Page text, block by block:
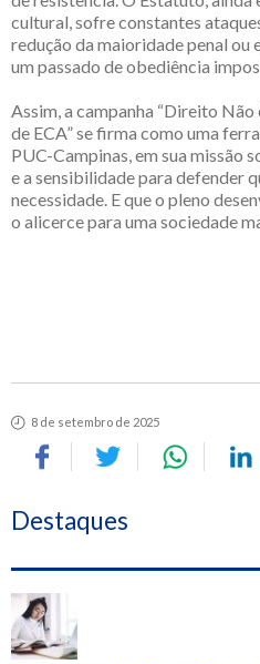
cultural, sofre constantes
redução da maioridade penal ou
um passado de obediência
Assim, a campanha “Direito
de ECA” se firma como uma
PUC-Campinas, em sua missão
e a sensibilidade para defender
necessidade. E que o pleno
o alicerce para uma sociedade
8 de setembro de 2025
Destaques